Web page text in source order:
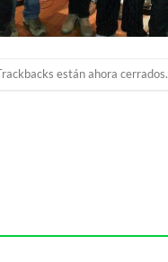
están ahora cerrados.